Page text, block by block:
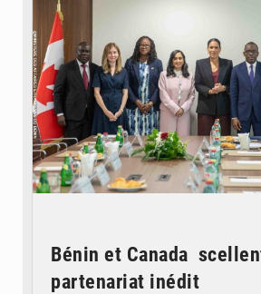
Bénin et Canada
partenariat inédit